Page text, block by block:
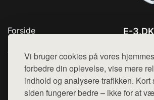
Vi bruger cookies på vores
forbedre din oplevelse, vise mere
indhold og analysere trafikken. Kort
siden fungerer bedre – ikke for at
Forside
Top Rabatter
Kontakt
E-3.DK
Mail:
Cookie-